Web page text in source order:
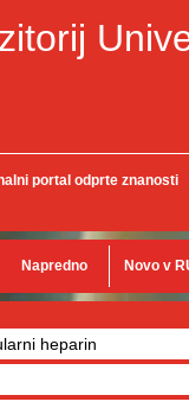
portal odprte znanosti
Napredno Novo v